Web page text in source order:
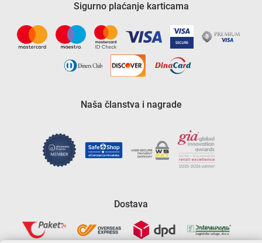
Sigurno plaćanje karticama
Naša članstva i nagrade
Dostava